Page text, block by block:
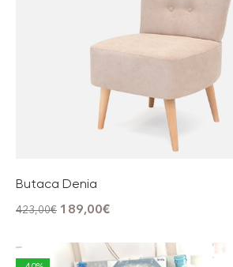
Butaca Denia
423,00€ 189,00€